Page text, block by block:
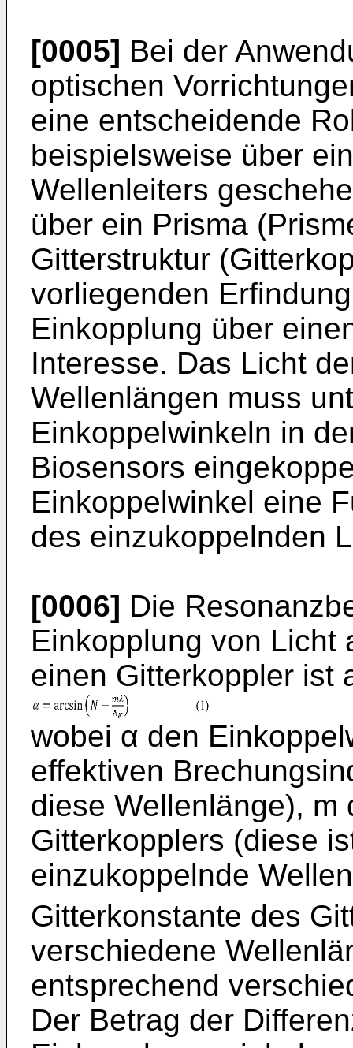
[0005] Bei der
optischen
eine entscheidende
beispielsweise über
Wellenleiters
über ein Prisma
Gitterstruktur
vorliegenden
Einkopplung über
Interesse. Das Licht
Wellenlängen muss
Einkoppelwinkeln in
Biosensors
Einkoppelwinkel eine
des einzukoppelnden
[0006] Die
Einkopplung von Licht
einen Gitterkoppler ist
wobei α den
effektiven
diese Wellenlänge), m
Gitterkopplers (diese
einzukoppelnde
Gitterkonstante des
verschiedene
entsprechend
Der Betrag der